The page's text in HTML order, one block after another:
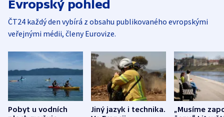
Evropský pohled
ČT24 každý den vybírá z obsahu publikovaného evropskými
veřejnými médii, členy Eurovize.
Pobyt u vodních
Jiný jazyk i technika.
„Musíme